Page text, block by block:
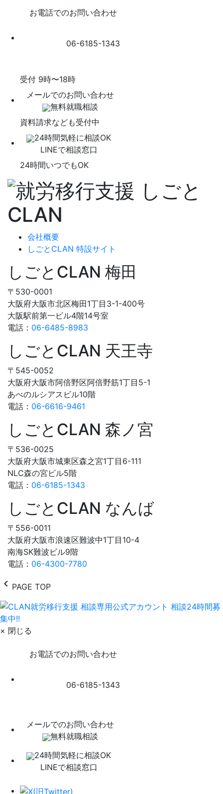
お電話でのお問い合わせ
06-6185-1343
受付 9時〜18時
メールでのお問い合わせ
無料就職相談
資料請求なども受付中
24時間気軽に相談OK
LINEで相談窓口
24時間いつでもOK
会社概要
しごとCLAN 特設サイト
しごとCLAN 梅田
〒530-0001
大阪府大阪市北区梅田1丁目3-1-400号
大阪駅前第一ビル4階14号室
電話： 06-6485-8983
しごとCLAN 天王寺
〒545-0052
大阪府大阪市阿倍野区阿倍野筋1丁目5-1
あべのルシアスビル10階
電話： 06-6616-9461
しごとCLAN 森ノ宮
〒536-0025
大阪府大阪市城東区森之宮1丁目6-111
NLC森の宮ビル5階
電話： 06-6185-1343
しごとCLAN なんば
〒556-0011
大阪府大阪市浪速区難波中1丁目10-4
南海SK難波ビル9階
電話： 06-4300-7780
chevron_left PAGE TOP
× 閉じる
お電話でのお問い合わせ
06-6185-1343
メールでのお問い合わせ
無料就職相談
24時間気軽に相談OK
LINEで相談窓口